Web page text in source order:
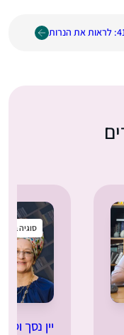
סוגיה בקטנה
יין נסך וסתם